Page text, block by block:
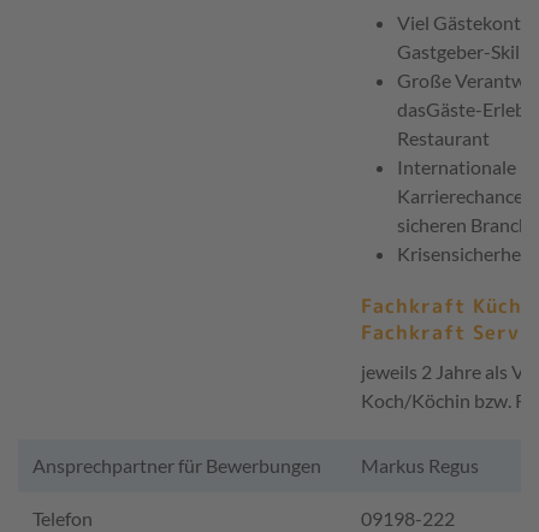
Viel
Gastgeber-Skills
Große
dasGäste-
Restaurant
Internationale
sicheren Branche
Krisensicherheit
Fachkraft
Fachkraft
jeweils 2 Jahre als
Koch/Köchin bzw.
Ansprechpartner für Bewerbungen Markus Regus
Telefon 09198-222